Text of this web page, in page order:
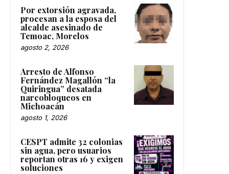
Por extorsión agravada,
procesan a la esposa del
alcalde asesinado de
Temoac, Morelos
agosto 2, 2026
Arresto de Alfonso
Fernández Magallón “la
Quiringua” desatada
narcobloqueos en
Michoacán
agosto 1, 2026
CESPT admite 32 colonias
sin agua, pero usuarios
reportan otras 16 y exigen
soluciones